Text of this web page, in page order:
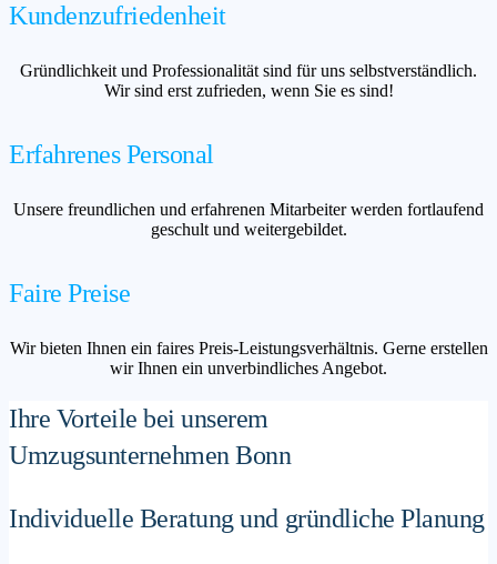
Kundenzufriedenheit
Gründlichkeit und Professionalität sind für uns selbstverständlich.
Wir sind erst zufrieden, wenn Sie es sind!
Erfahrenes Personal
Unsere freundlichen und erfahrenen Mitarbeiter werden fortlaufend
geschult und weitergebildet.
Faire Preise
Wir bieten Ihnen ein faires Preis-Leistungsverhältnis. Gerne erstellen
wir Ihnen ein unverbindliches Angebot.
Ihre Vorteile bei unserem
Umzugsunternehmen Bonn
Individuelle Beratung und gründliche Planung